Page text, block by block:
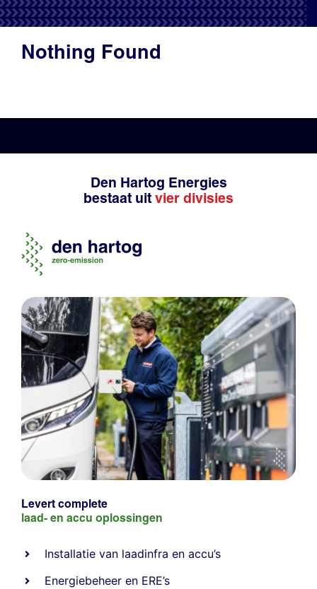
Productadvies
Nothing Found
Den Hartog Energies
bestaat uit vier divisies
Levert complete
laad- en accu oplossingen
Installatie van laadinfra en accu’s
Energiebeheer en ERE’s